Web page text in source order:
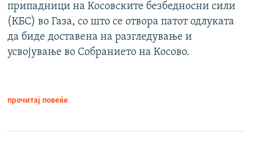
припадници на Косовските безбедносни сили
(КБС) во Газа, со што се отвора патот одлуката
да биде доставена на разгледување и
усвојување во Собранието на Косово.
прочитај повеќе